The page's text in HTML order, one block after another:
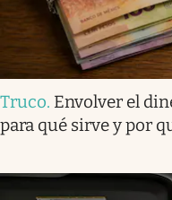
Truco. Envolver el
para qué sirve y por